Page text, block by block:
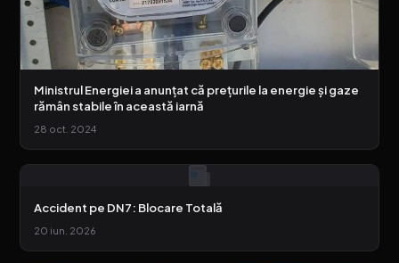
Ministrul Energiei a anunțat că prețurile la energie și gaze
rămân stabile în această iarnă
28 oct. 2024
Accident pe DN7: Blocare Totală
20 iun. 2026